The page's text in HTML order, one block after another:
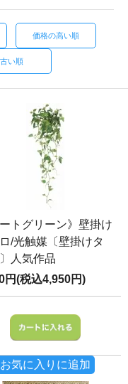
価格の高い順
古い順
ートグリーン》壁掛け
/光触媒〔壁掛けタ
人気作品
円(税込4,950円)
お気に入りに追加